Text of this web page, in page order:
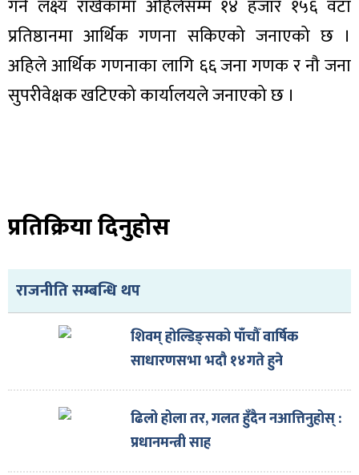
गर्ने लक्ष्य राखेकामा अहिलेसम्म १४ हजार १५६ वटा
प्रतिष्ठानमा आर्थिक गणना सकिएको जनाएको छ ।
अहिले आर्थिक गणनाका लागि ६६ जना गणक र नौ जना
सुपरीवेक्षक खटिएको कार्यालयले जनाएको छ ।
प्रतिक्रिया दिनुहोस
राजनीति सम्बन्धि थप
शिवम् होल्डिङ्सको पाँचौँ वार्षिक
साधारणसभा भदौ १४गते हुने
ढिलो होला तर, गलत हुँदैन नआत्तिनुहोस् :
प्रधानमन्त्री साह